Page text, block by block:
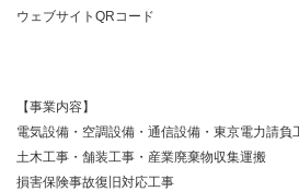
ウェブサイトQRコード
【事業内容】
電気設備・空調設備・通信設備・東京電力請負
土木工事・舗装工事・産業廃棄物収集運搬
損害保険事故復旧対応工事